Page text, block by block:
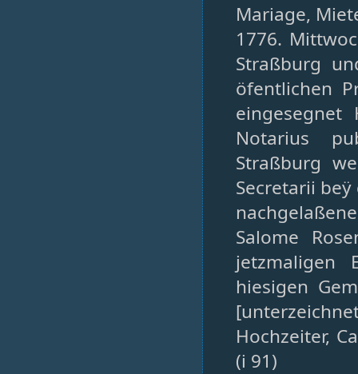
Mariage,
1776.
Straßburg
öfentlichen
eingesegnet
Notarius
Straßburg
Secretarii
Salome
jetzmaligen
hiesigen
Hochzeiter,
(i 91)